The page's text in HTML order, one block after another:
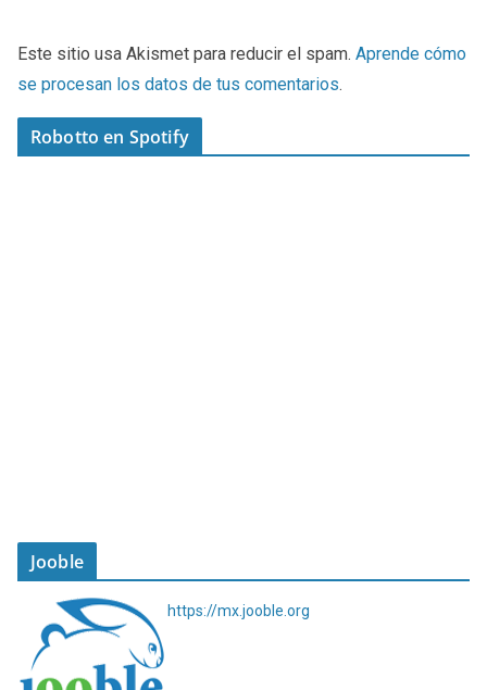
Este sitio usa Akismet para reducir el spam. Aprende cómo
se procesan los datos de tus comentarios.
Robotto en Spotify
Jooble
https://mx.jooble.org